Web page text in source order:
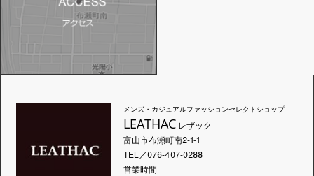
メンズ・カジュアルファッションセレクトショップ
LEATHACレザック
富山市布瀬町南2-1-1
TEL／076-407-0288
営業時間